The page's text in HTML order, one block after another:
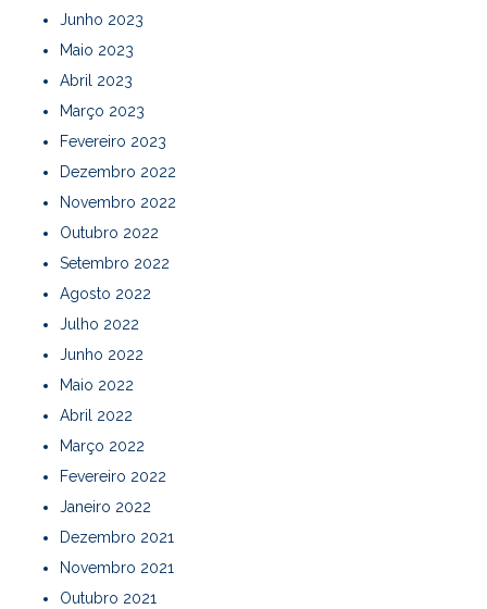
Junho 2023
Maio 2023
Abril 2023
Março 2023
Fevereiro 2023
Dezembro 2022
Novembro 2022
Outubro 2022
Setembro 2022
Agosto 2022
Julho 2022
Junho 2022
Maio 2022
Abril 2022
Março 2022
Fevereiro 2022
Janeiro 2022
Dezembro 2021
Novembro 2021
Outubro 2021